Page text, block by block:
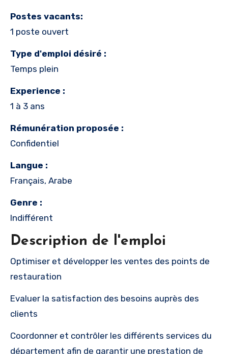
Postes vacants:
1 poste ouvert
Type d'emploi désiré :
Temps plein
Experience :
1 à 3 ans
Rémunération proposée :
Confidentiel
Langue :
Français, Arabe
Genre :
Indifférent
Description de l'emploi
Optimiser et développer les ventes des points de
restauration
Evaluer la satisfaction des besoins auprès des
clients
Coordonner et contrôler les différents services du
département afin de garantir une prestation de